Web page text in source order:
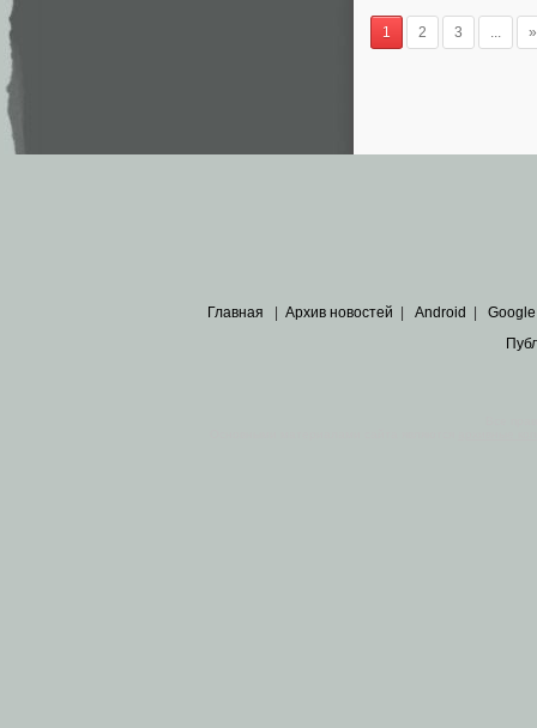
1 2 3 »
Главная | Архив новостей | Android | Google